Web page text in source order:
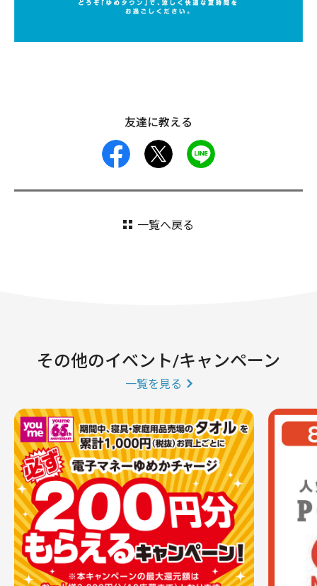
友達に教える
facebook
一覧へ戻る
その他のイベント/キャンペーン
一覧を見る